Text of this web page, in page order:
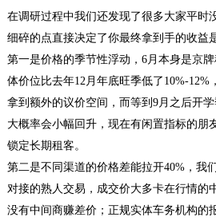
在调研过程中我们还发现了很多大家平时
细碎的点直接决定了你最终拿到手的收益
第一是价格的季节性浮动，6月本身是京
体价位比去年12月年底旺季低了10%-
拿到额外的议价空间，而等到9月之后开
大概率会小幅回升，现在有闲置指标的朋
锁定长期租客。
第二是不同渠道的价格差能拉开40%，我
对接的熟人交易，成交价大多卡在行情的
没有中间商赚差价；正规实体车务机构的